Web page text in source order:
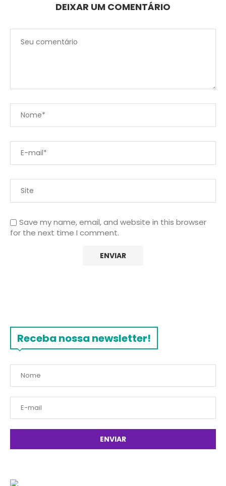
DEIXAR UM COMENTÁRIO
Save my name, email, and website in this browser
for the next time I comment.
Receba nossa newsletter!